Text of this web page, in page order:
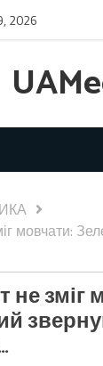
2026
мовчати:
не зміг